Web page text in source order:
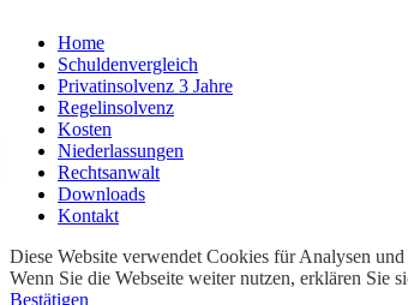
Home
Schuldenvergleich
Privatinsolvenz 3 Jahre
Regelinsolvenz
Kosten
Niederlassungen
Rechtsanwalt
Downloads
Kontakt
Diese Website verwendet Cookies für Analysen
Wenn Sie die Webseite weiter nutzen, erklären Sie
Bestätigen